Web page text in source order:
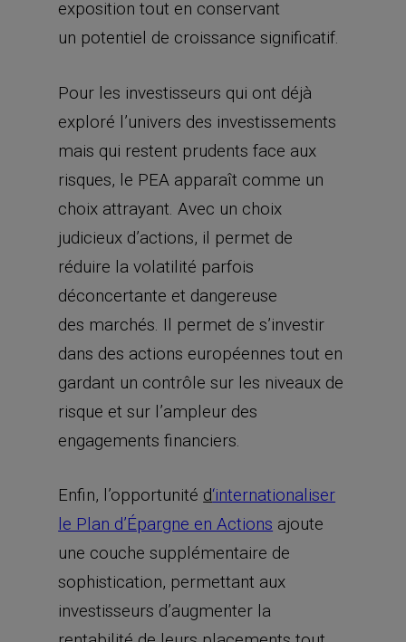
exposition tout en conservant
un potentiel de croissance significatif.
Pour les investisseurs qui ont déjà
exploré l’univers des investissements
mais qui restent prudents face aux
risques, le PEA apparaît comme un
choix attrayant. Avec un choix
judicieux d’actions, il permet de
réduire la volatilité parfois
déconcertante et dangereuse
des marchés. Il permet de s’investir
dans des actions européennes tout en
gardant un contrôle sur les niveaux de
risque et sur l’ampleur des
engagements financiers.
Enfin, l’opportunité d‘internationaliser
le Plan d’Épargne en Actions ajoute
une couche supplémentaire de
sophistication, permettant aux
investisseurs d’augmenter la